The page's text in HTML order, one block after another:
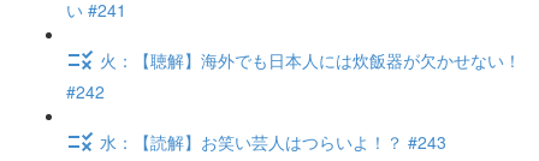
い #241
火：【聴解】海外でも日本人には炊飯器が欠かせない！
#242
水：【読解】お笑い芸人はつらいよ！？ #243